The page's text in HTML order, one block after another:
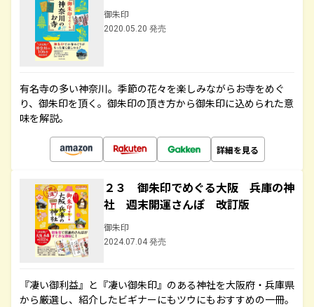
御朱印
2020.05.20 発売
有名寺の多い神奈川。季節の花々を楽しみながらお寺をめぐ
り、御朱印を頂く。御朱印の頂き方から御朱印に込められた意
味を解説。
詳細を見る
２３ 御朱印でめぐる大阪 兵庫の神
社 週末開運さんぽ 改訂版
御朱印
2024.07.04 発売
『凄い御利益』と『凄い御朱印』のある神社を大阪府・兵庫県
から厳選し、紹介したビギナーにもツウにもおすすめの一冊。